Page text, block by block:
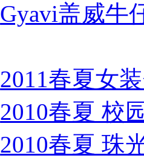
Gyavi盖威牛
2011春夏女
2010春夏 校
2010春夏 珠